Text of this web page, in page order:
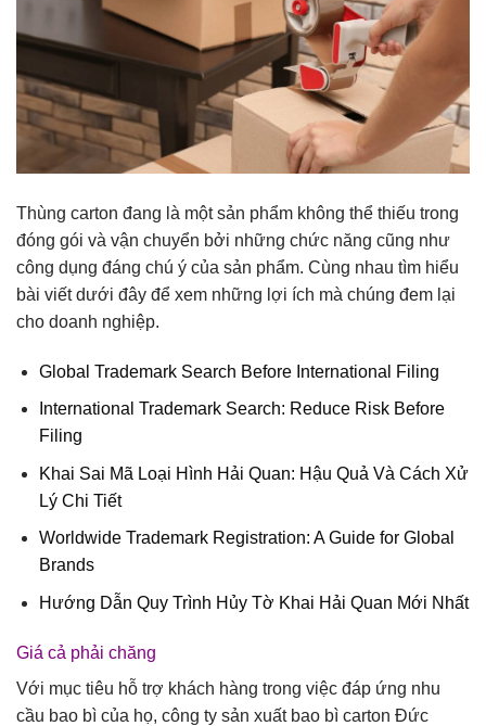
Thùng carton đang là một sản phẩm không thể thiếu trong
đóng gói và vận chuyển bởi những chức năng cũng như
công dụng đáng chú ý của sản phẩm. Cùng nhau tìm hiểu
bài viết dưới đây để xem những lợi ích mà chúng đem lại
cho doanh nghiệp.
Global Trademark Search Before International Filing
International Trademark Search: Reduce Risk Before
Filing
Khai Sai Mã Loại Hình Hải Quan: Hậu Quả Và Cách Xử
Lý Chi Tiết
Worldwide Trademark Registration: A Guide for Global
Brands
Hướng Dẫn Quy Trình Hủy Tờ Khai Hải Quan Mới Nhất
Giá cả phải chăng
Với mục tiêu hỗ trợ khách hàng trong việc đáp ứng nhu
cầu bao bì của họ, công ty sản xuất bao bì carton Đức